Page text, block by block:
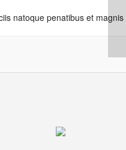
natoque penatibus et